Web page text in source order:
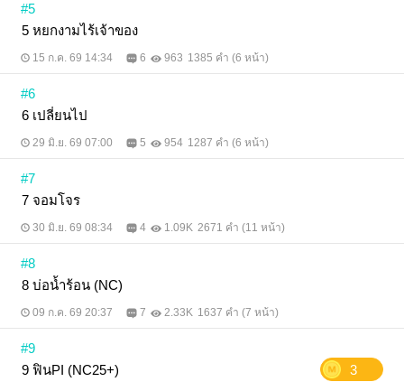
#5
5 หยกงามไร้เจ้าของ
15 ก.ค. 69 14:34 6 963 1385 คำ (6 หน้า)
#6
6 เปลี่ยนไป
29 มิ.ย. 69 07:00 5 954 1287 คำ (6 หน้า)
#7
7 จอมโจร
30 มิ.ย. 69 08:34 4 1.09K 2671 คำ (11 หน้า)
#8
8 บ่อน้ำร้อน (NC)
09 ก.ค. 69 20:37 7 2.33K 1637 คำ (7 หน้า)
#9
9 ฟินPI (NC25+)
3